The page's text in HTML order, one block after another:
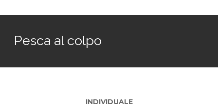
Pesca al colpo
INDIVIDUALE